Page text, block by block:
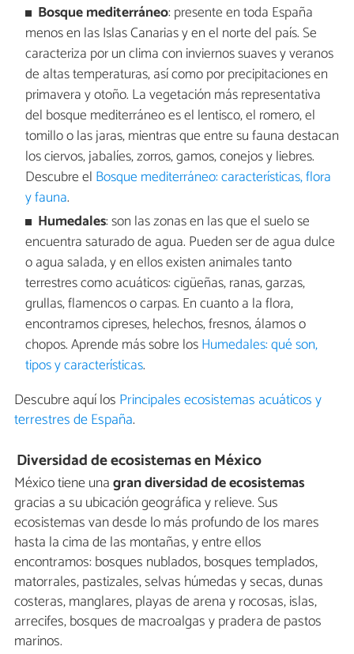
Bosque mediterráneo: presente en toda España
menos en las Islas Canarias y en el norte del país. Se
caracteriza por un clima con inviernos suaves y veranos
de altas temperaturas, así como por precipitaciones en
primavera y otoño. La vegetación más representativa
del bosque mediterráneo es el lentisco, el romero, el
tomillo o las jaras, mientras que entre su fauna destacan
los ciervos, jabalíes, zorros, gamos, conejos y liebres.
Descubre el Bosque mediterráneo: características, flora
y fauna.
Humedales: son las zonas en las que el suelo se
encuentra saturado de agua. Pueden ser de agua dulce
o agua salada, y en ellos existen animales tanto
terrestres como acuáticos: cigüeñas, ranas, garzas,
grullas, flamencos o carpas. En cuanto a la flora,
encontramos cipreses, helechos, fresnos, álamos o
chopos. Aprende más sobre losHumedales: qué son,
tipos y características.
Descubre aquí los Principales ecosistemas acuáticos y
terrestres de España.
Diversidad de ecosistemas en México
México tiene unagran diversidad de ecosistemas
gracias a su ubicación geográfica y relieve. Sus
ecosistemas van desde lo más profundo de los mares
hasta la cima de las montañas, y entre ellos
encontramos: bosques nublados, bosques templados,
matorrales, pastizales, selvas húmedas y secas, dunas
costeras, manglares, playas de arena y rocosas, islas,
arrecifes, bosques de macroalgas y pradera de pastos
marinos.